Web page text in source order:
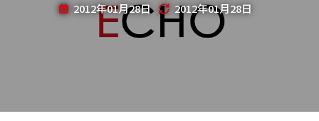
2012年01月28日 2012年01月28日